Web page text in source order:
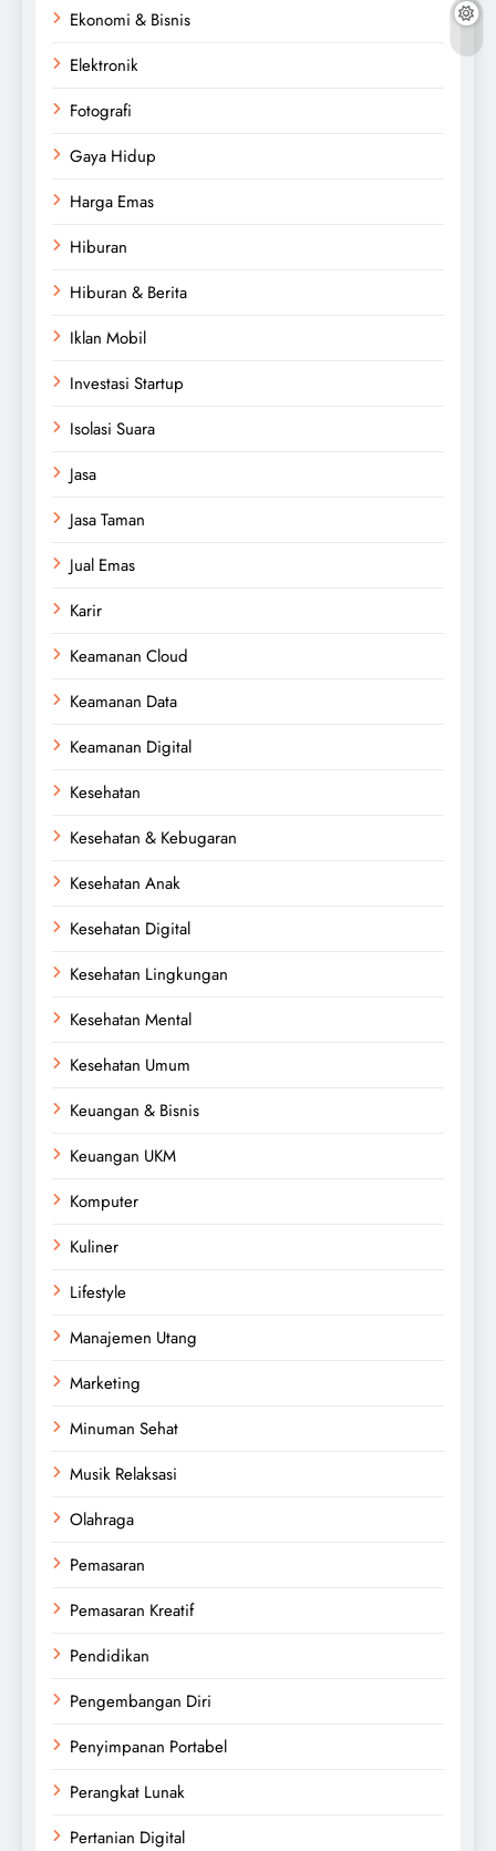
Ekonomi & Bisnis
Elektronik
Fotografi
Gaya Hidup
Harga Emas
Hiburan
Hiburan & Berita
Iklan Mobil
Investasi Startup
Isolasi Suara
Jasa
Jasa Taman
Jual Emas
Karir
Keamanan Cloud
Keamanan Data
Keamanan Digital
Kesehatan
Kesehatan & Kebugaran
Kesehatan Anak
Kesehatan Digital
Kesehatan Lingkungan
Kesehatan Mental
Kesehatan Umum
Keuangan & Bisnis
Keuangan UKM
Komputer
Kuliner
Lifestyle
Manajemen Utang
Marketing
Minuman Sehat
Musik Relaksasi
Olahraga
Pemasaran
Pemasaran Kreatif
Pendidikan
Pengembangan Diri
Penyimpanan Portabel
Perangkat Lunak
Pertanian Digital